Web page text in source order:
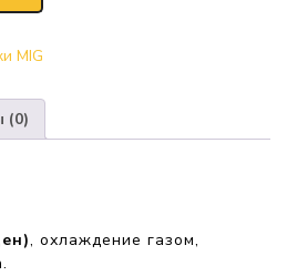
MIG
(0)
, охлаждение газом,